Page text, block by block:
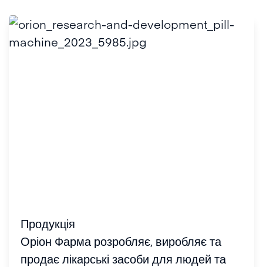
Продукція
Оріон Фарма розробляє, виробляє та
продає лікарські засоби для людей та